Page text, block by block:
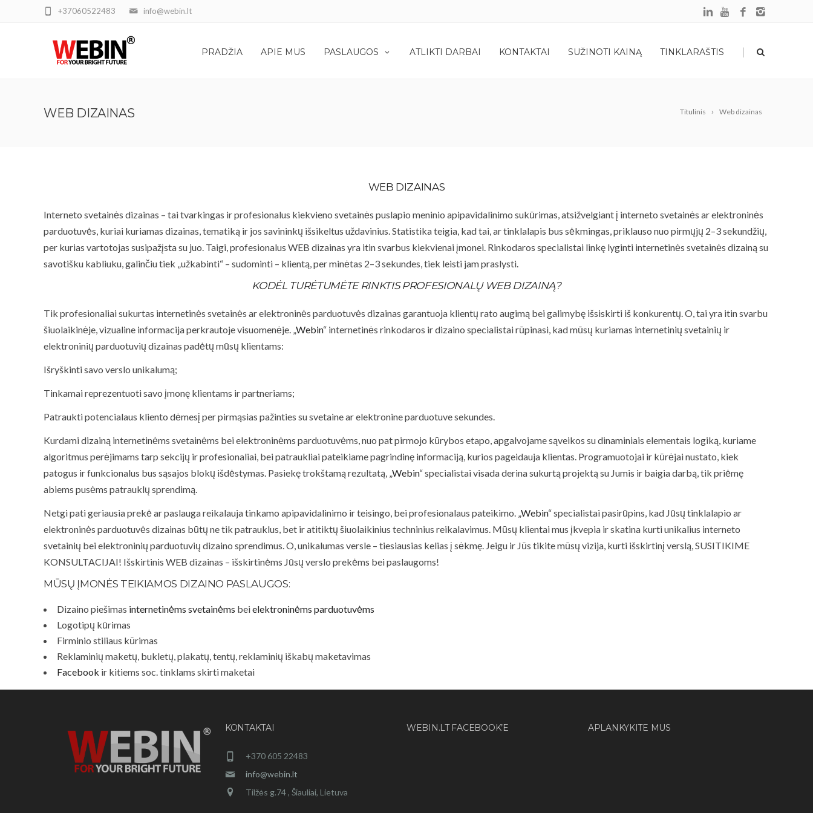
info@webin.lt
+37060522483
PRADŽIA APIE MUS PASLAUGOS ATLIKTI DARBAI KONTAKTAI SUŽINOTI KAINĄ TINKLARAŠTIS |
Titulinis Web dizainas
WEB DIZAINAS
WEB DIZAINAS
Interneto svetainės dizainas – tai tvarkingas ir profesionalus kiekvieno svetainės puslapio meninio apipavidalinimo sukūrimas, atsižvelgiant į interneto svetainės ar elektroninės
parduotuvės, kuriai kuriamas dizainas, tematiką ir jos savininkų išsikeltus uždavinius. Statistika teigia, kad tai, ar tinklalapis bus sėkmingas, priklauso nuo pirmųjų 2–3 sekundžių,
per kurias vartotojas susipažįsta su juo. Taigi, profesionalus WEB dizainas yra itin svarbus kiekvienai įmonei. Rinkodaros specialistai linkę lyginti internetinės svetainės dizainą su
savotišku kabliuku, galinčiu tiek „užkabinti“ – sudominti – klientą, per minėtas 2–3 sekundes, tiek leisti jam praslysti.
KODĖL TURĖTUMĖTE RINKTIS PROFESIONALŲ WEB DIZAINĄ?
Tik profesionaliai sukurtas internetinės svetainės ar elektroninės parduotuvės dizainas garantuoja klientų rato augimą bei galimybę išsiskirti iš konkurentų. O, tai yra itin svarbu
šiuolaikinėje, vizualine informacija perkrautoje visuomenėje. „Webin“ internetinės rinkodaros ir dizaino specialistai rūpinasi, kad mūsų kuriamas internetinių svetainių ir
elektroninių parduotuvių dizainas padėtų mūsų klientams:
Išryškinti savo verslo unikalumą;
Tinkamai reprezentuoti savo įmonę klientams ir partneriams;
Patraukti potencialaus kliento dėmesį per pirmąsias pažinties su svetaine ar elektronine parduotuve sekundes.
Kurdami dizainą internetinėms svetainėms bei elektroninėms parduotuvėms, nuo pat pirmojo kūrybos etapo, apgalvojame sąveikos su dinaminiais elementais logiką, kuriame
algoritmus perėjimams tarp sekcijų ir profesionaliai, bei patraukliai pateikiame pagrindinę informaciją, kurios pageidauja klientas. Programuotojai ir kūrėjai nustato, kiek
patogus ir funkcionalus bus sąsajos blokų išdėstymas. Pasiekę trokštamą rezultatą, „Webin“ specialistai visada derina sukurtą projektą su Jumis ir baigia darbą, tik priėmę
abiems pusėms patrauklų sprendimą.
Netgi pati geriausia prekė ar paslauga reikalauja tinkamo apipavidalinimo ir teisingo, bei profesionalaus pateikimo. „Webin“ specialistai pasirūpins, kad Jūsų tinklalapio ar
elektroninės parduotuvės dizainas būtų ne tik patrauklus, bet ir atitiktų šiuolaikinius techninius reikalavimus. Mūsų klientai mus įkvepia ir skatina kurti unikalius interneto
svetainių bei elektroninių parduotuvių dizaino sprendimus. O, unikalumas versle – tiesiausias kelias į sėkmę. Jeigu ir Jūs tikite mūsų vizija, kurti išskirtinį verslą, SUSITIKIME
KONSULTACIJAI! Išskirtinis WEB dizainas – išskirtinėms Jūsų verslo prekėms bei paslaugoms!
MŪSŲ ĮMONĖS TEIKIAMOS DIZAINO PASLAUGOS:
Dizaino piešimas internetinėms svetainėms beielektroninėms parduotuvėms
Logotipų kūrimas
Firminio stiliaus kūrimas
Reklaminių maketų, bukletų, plakatų, tentų, reklaminių iškabų maketavimas
Facebook ir kitiems soc. tinklams skirti maketai
KONTAKTAI
+370 605 22483
info@webin.lt
Tilžės g.74 , Šiauliai, Lietuva
WEBIN.LT FACEBOOK’E APLANKYKITE MUS